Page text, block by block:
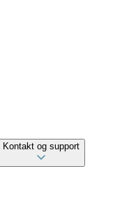
Kontakt og support